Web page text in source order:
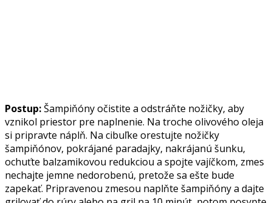
Postup:Šampiňóny očistite a odstráňte nožičky, aby
vznikol priestor pre naplnenie. Na troche olivového oleja
si pripravte náplň. Na cibuľke orestujte nožičky
šampiňónov, pokrájané paradajky, nakrájanú šunku,
ochuťte balzamikovou redukciou a spojte vajíčkom, zmes
nechajte jemne nedorobenú, pretože sa ešte bude
zapekať. Pripravenou zmesou naplňte šampiňóny a dajte